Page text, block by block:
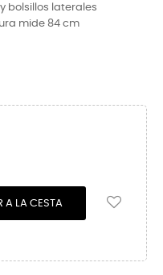
bolsillos laterales
mide 84 cm
A LA CESTA